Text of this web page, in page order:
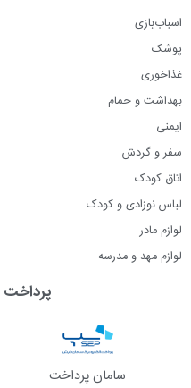
اسباب‌بازی
پوشک
غذاخوری
بهداشت و حمام
ایمنی
سفر و گردش
اتاق کودک
لباس نوزادی و کودک
لوازم مادر
لوازم مهد و مدرسه
پرداخت
سامان پرداخت